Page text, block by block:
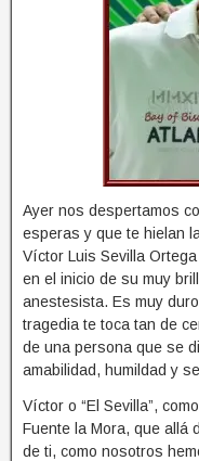
Ayer nos despertamos
esperas y que te hielan
Víctor Luis Sevilla
en el inicio de su muy
anestesista. Es muy
tragedia te toca tan de
de una persona que se
amabilidad, humildad y
Víctor o “El Sevilla”,
Fuente la Mora, que allá
de ti, como nosotros